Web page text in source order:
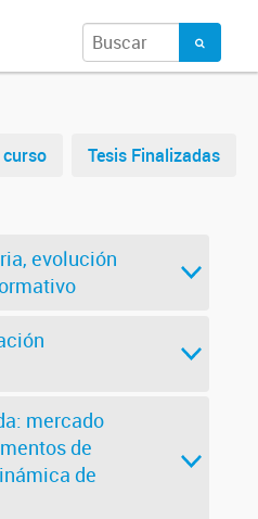
curso Tesis Finalizadas
evolución
mercado
de
de